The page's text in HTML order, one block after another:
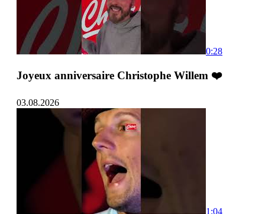
0:28
Joyeux anniversaire Christophe Willem ❤️
03.08.2026
1:04